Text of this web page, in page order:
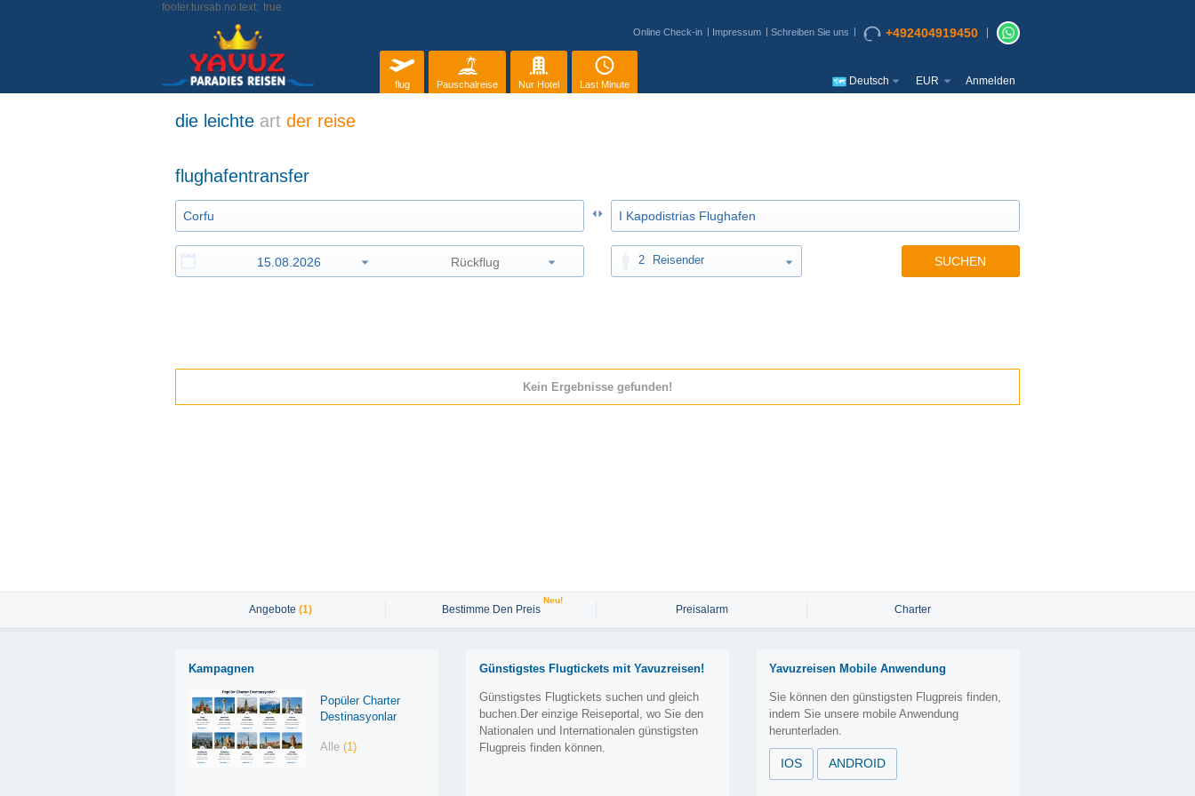
footer.tursab.no.text: true
Online Check-in Impressum Schreiben Sie uns +492404919450
flug Pauschalreise Nur Hotel Last Minute Deutsch EUR Anmelden
die leichte art der reise
flughafentransfer
2 Reisender SUCHEN
Kein Ergebnisse gefunden!
Angebote (1) Bestimme Den Preis
Neu!
Preisalarm Charter
Kampagnen
Popüler Charter
Destinasyonlar
Alle(1)
Günstigstes Flugtickets mit Yavuzreisen!
Günstigstes Flugtickets suchen und gleich
buchen.Der einzige Reiseportal, wo Sie den
Nationalen und Internationalen günstigsten
Flugpreis finden können.
Yavuzreisen Mobile Anwendung
Sie können den günstigsten Flugpreis finden,
indem Sie unsere mobile Anwendung
herunterladen.
IOS ANDROID